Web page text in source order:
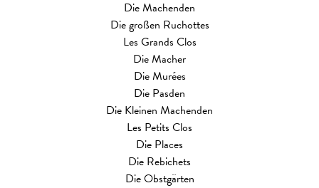
Die Machenden
Die großen Ruchottes
Les Grands Clos
Die Macher
Die Murées
Die Pasden
Die Kleinen Machenden
Les Petits Clos
Die Places
Die Rebichets
Die Obstgärten